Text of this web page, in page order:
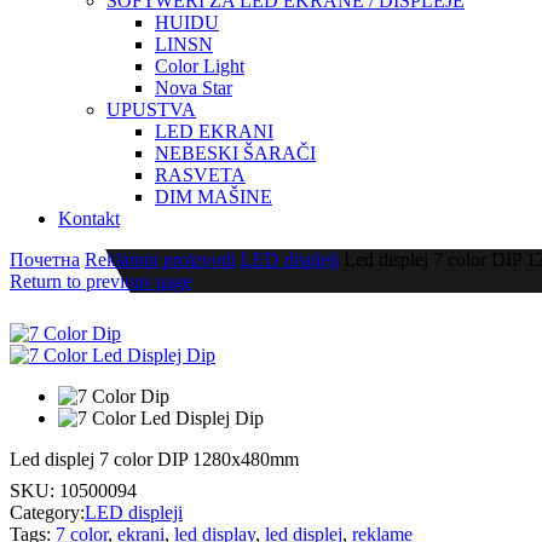
HUIDU
LINSN
Color Light
Nova Star
UPUSTVA
LED EKRANI
NEBESKI ŠARAČI
RASVETA
DIM MAŠINE
Kontakt
Почетна Reklamni proizvodi LED displeji Led displej 7 color DIP
Return to previous page
Led displej 7 color DIP 1280x480mm
SKU: 10500094
Category:LED displeji
Tags: 7 color, ekrani, led display, led displej, reklame